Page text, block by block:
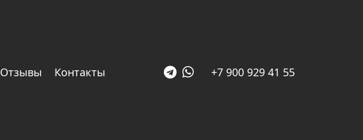
Отзывы Контакты +7 900 929 41 55